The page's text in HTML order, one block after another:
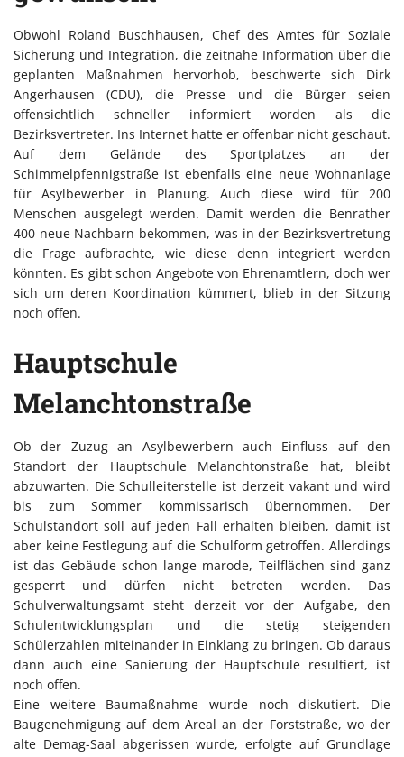
Obwohl Roland Buschhausen, Chef des Amtes für Soziale
Sicherung und Integration, die zeitnahe Information über die
geplanten Maßnahmen hervorhob, beschwerte sich Dirk
Angerhausen (CDU), die Presse und die Bürger seien
offensichtlich schneller informiert worden als die
Bezirksvertreter. Ins Internet hatte er offenbar nicht geschaut.
Auf dem Gelände des Sportplatzes an der
Schimmelpfennigstraße ist ebenfalls eine neue Wohnanlage
für Asylbewerber in Planung. Auch diese wird für 200
Menschen ausgelegt werden. Damit werden die Benrather
400 neue Nachbarn bekommen, was in der Bezirksvertretung
die Frage aufbrachte, wie diese denn integriert werden
könnten. Es gibt schon Angebote von Ehrenamtlern, doch wer
sich um deren Koordination kümmert, blieb in der Sitzung
noch offen.
Hauptschule
Melanchtonstraße
Ob der Zuzug an Asylbewerbern auch Einfluss auf den
Standort der Hauptschule Melanchtonstraße hat, bleibt
abzuwarten. Die Schulleiterstelle ist derzeit vakant und wird
bis zum Sommer kommissarisch übernommen. Der
Schulstandort soll auf jeden Fall erhalten bleiben, damit ist
aber keine Festlegung auf die Schulform getroffen. Allerdings
ist das Gebäude schon lange marode, Teilflächen sind ganz
gesperrt und dürfen nicht betreten werden. Das
Schulverwaltungsamt steht derzeit vor der Aufgabe, den
Schulentwicklungsplan und die stetig steigenden
Schülerzahlen miteinander in Einklang zu bringen. Ob daraus
dann auch eine Sanierung der Hauptschule resultiert, ist
noch offen.
Eine weitere Baumaßnahme wurde noch diskutiert. Die
Baugenehmigung auf dem Areal an der Forststraße, wo der
alte Demag-Saal abgerissen wurde, erfolgte auf Grundlage